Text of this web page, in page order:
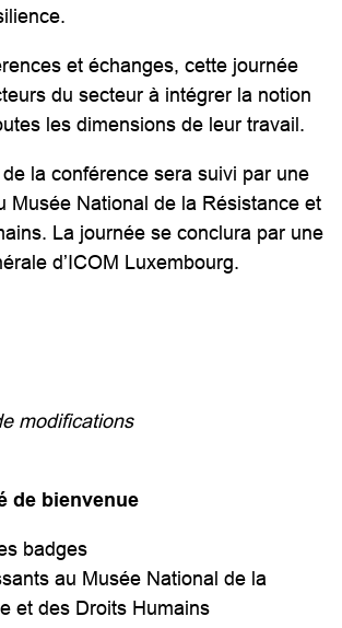
et échanges, cette journée
du secteur à intégrer la notion
les dimensions de leur travail.
la conférence sera suivi par une
Musée National de la Résistance et
La journée se conclura par une
d’ICOM Luxembourg.
modifications
de bienvenue
badges
au Musée National de la
et des Droits Humains